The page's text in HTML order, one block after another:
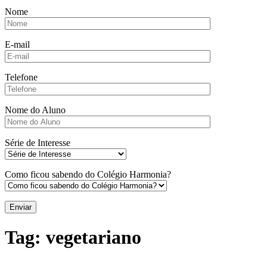
Nome
E-mail
Telefone
Nome do Aluno
Série de Interesse
Como ficou sabendo do Colégio Harmonia?
Tag: vegetariano